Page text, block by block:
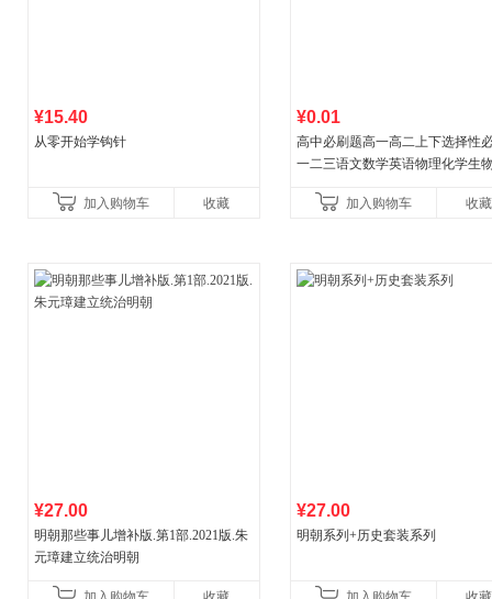
¥15.40
从零开始学钩针
加入购物车 收藏
¥0.01
高中必刷题高一高二上下选择性
一二三语文数学英语物理化学生
教辅资料加入购物车 收藏
¥27.00
明朝那些事儿增补版.第1部.2021版.朱
元璋建立统治明朝
¥27.00
明朝系列+历史套装系列